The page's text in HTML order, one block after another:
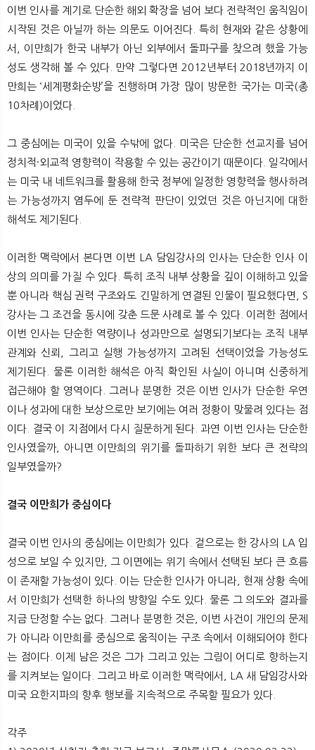
이번 인사를 계기로 단순한 해외 확장을 넘어 보다 전략적인 움직임이
시작된 것은 아닐까 하는 의문도 이어진다. 특히 현재와 같은 상황에
서, 이만희가 한국 내부가 아닌 외부에서 돌파구를 찾으려 했을 가능
성도 생각해 볼 수 있다. 만약 그렇다면 2012년부터 2018년까지 이
만희는 ‘세계평화순방’을 진행하며 가장 많이 방문한 국가는 미국(총
10차례)이었다.
그 중심에는 미국이 있을 수밖에 없다. 미국은 단순한 선교지를 넘어
정치적·외교적 영향력이 작용할 수 있는 공간이기 때문이다. 일각에서
는 미국 내 네트워크를 활용해 한국 정부에 일정한 영향력을 행사하려
는 가능성까지 염두에 둔 전략적 판단이 있었던 것은 아닌지에 대한
해석도 제기된다.
이러한 맥락에서 본다면 이번 LA 담임강사의 인사는 단순한 인사 이
상의 의미를 가질 수 있다. 특히 조직 내부 상황을 깊이 이해하고 있을
뿐 아니라 핵심 권력 구조와도 긴밀하게 연결된 인물이 필요했다면, S
강사는 그 조건을 동시에 갖춘 드문 사례로 볼 수 있다. 이러한 점에서
이번 인사는 단순한 역량이나 성과만으로 설명되기보다는 조직 내부
관계와 신뢰, 그리고 실행 가능성까지 고려된 선택이었을 가능성도
제기된다. 물론 이러한 해석은 아직 확인된 사실이 아니며 신중하게
접근해야 할 영역이다. 그러나 분명한 것은 이번 인사가 단순한 우연
이나 성과에 대한 보상으로만 보기에는 여러 정황이 맞물려 있다는 점
이다. 결국 이 지점에서 다시 질문하게 된다. 과연 이번 인사는 단순한
인사였을까, 아니면 이만희의 위기를 돌파하기 위한 보다 큰 전략의
일부였을까?
결국 이만희가 중심이다
결국 이번 인사의 중심에는 이만희가 있다. 겉으로는 한 강사의 LA 입
성으로 보일 수 있지만, 그 이면에는 위기 속에서 선택된 보다 큰 흐름
이 존재할 가능성이 있다. 이는 단순한 인사가 아니라, 현재 상황 속에
서 이만희가 선택한 하나의 방향일 수도 있다. 물론 그 의도와 결과를
지금 단정할 수는 없다. 그러나 분명한 것은, 이번 사건이 개인의 문제
가 아니라 이만희를 중심으로 움직이는 구조 속에서 이해되어야 한다
는 점이다. 이제 남은 것은 그가 그리고 있는 그림이 어디로 향하는지
를 지켜보는 일이다. 그리고 바로 이러한 맥락에서, LA 새 담임강사와
미국 요한지파의 향후 행보를 지속적으로 주목할 필요가 있다.
각주